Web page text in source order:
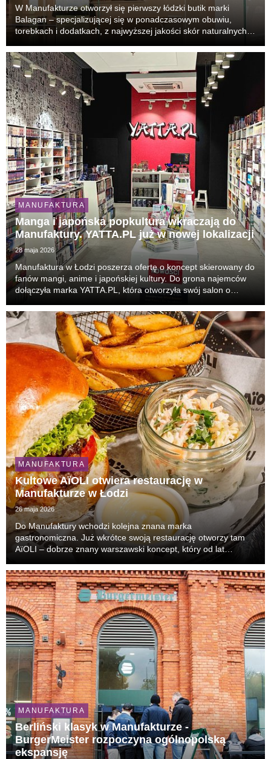
W Manufakturze otworzył się pierwszy łódzki butik marki
Balagan – specjalizującej się w ponadczasowym obuwiu,
torebkach i dodatkach, z najwyższej jakości skór naturalnych.
handlowej.
MANUFAKTURA
Manga i japońska popkultura wkraczają do
Manufaktury. YATTA.PL już w nowej lokalizacji
28 maja 2026
Manufaktura w Łodzi poszerza ofertę o koncept skierowany do
fanów mangi, anime i japońskiej kultury. Do grona najemców
dołączyła marka YATTA.PL, która otworzyła swój salon o
odsłona obecności marki w Łodzi. Klienc...
MANUFAKTURA
Kultowe AïOLI otwiera restaurację w
Manufakturze w Łodzi
26 maja 2026
Do Manufaktury wchodzi kolejna znana marka
gastronomiczna. Już wkrótce swoją restaurację otworzy tam
AïOLI – dobrze znany warszawski koncept, który od lat
rozpoznawalnych lokali lifestyle’owych w stolicy.
MANUFAKTURA
Berliński klasyk w Manufakturze -
BurgerMeister rozpoczyna ogólnopolską
ekspansję